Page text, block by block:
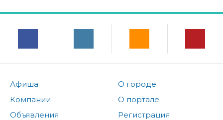
Афиша
Компании
Объявления
О городе
О портале
Регистрация